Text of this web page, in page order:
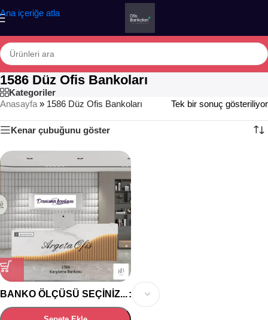
Ana içeriğe atla
1586 Düz Ofis Bankoları
Kategoriler
Anasayfa » 1586 Düz Ofis Bankoları Tek bir sonuç gösteriliyor
Kenar çubuğunu göster
BANKO ÖLÇÜSÜ SEÇINIZ...